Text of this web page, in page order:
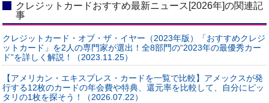
クレジットカードおすすめ最新ニュース[2026年]の関連記
事
クレジットカード・オブ・ザ・イヤー（2023年版）「おすすめクレジ
ットカード」を2人の専門家が選出！全8部門の“2023年の最優秀カー
ド”を詳しく解説！（2023.11.25）
【アメリカン・エキスプレス・カードを一覧で比較】アメックスが発
行する12枚のカードの年会費や特典、還元率を比較して、自分にピッ
タリの1枚を探そう！（2026.07.22）